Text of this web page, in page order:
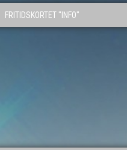
FRITIDSKORTET "INFO"